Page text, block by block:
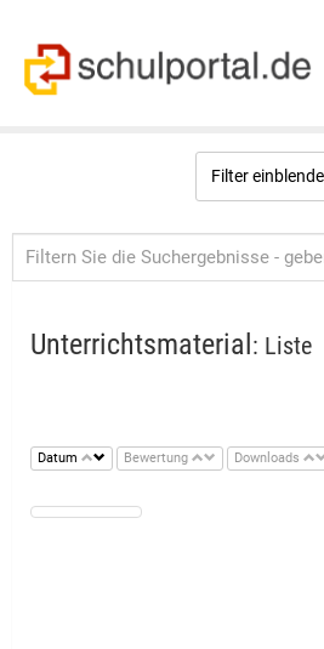
Filter
Unterrichtsmaterial : Liste
Datum Bewertung Downloads